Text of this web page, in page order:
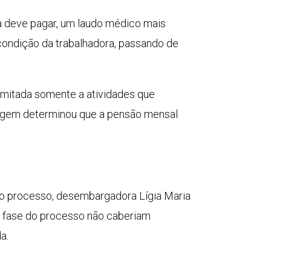
pagar, um laudo médico mais
da trabalhadora, passando de
somente a atividades que
determinou que a pensão mensal
processo, desembargadora Lígia Maria
fase do processo não caberiam